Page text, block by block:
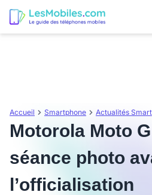
Accueil Smartphone Actualités
Motorola Moto
séance photo
l’officialisation